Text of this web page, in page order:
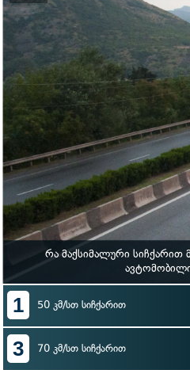
რა მაქსიმალური სიჩქარით
1 50 კმ/სთ სიჩქარით
3 70 კმ/სთ სიჩქარით